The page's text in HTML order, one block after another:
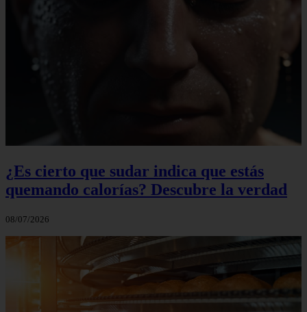
¿Es cierto que sudar indica que estás
quemando calorías? Descubre la verdad
08/07/2026